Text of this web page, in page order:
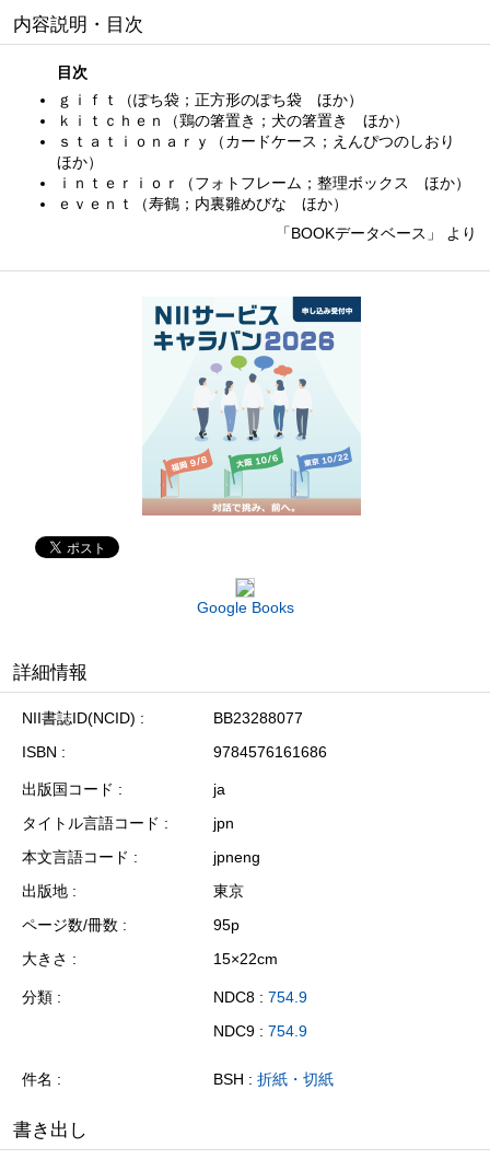
内容説明・目次
目次
ｇｉｆｔ（ぽち袋；正方形のぽち袋 ほか）
ｋｉｔｃｈｅｎ（鶏の箸置き；犬の箸置き ほか）
ｓｔａｔｉｏｎａｒｙ（カードケース；えんぴつのしおり
ほか）
ｉｎｔｅｒｉｏｒ（フォトフレーム；整理ボックス ほか）
ｅｖｅｎｔ（寿鶴；内裏雛めびな ほか）
「BOOKデータベース」 より
Google Books
詳細情報
NII書誌ID(NCID)
BB23288077
ISBN
9784576161686
出版国コード
ja
タイトル言語コード
jpn
本文言語コード
jpneng
出版地
東京
ページ数/冊数
95p
大きさ
15×22cm
分類 NDC8 : 754.9
NDC9 : 754.9
件名 BSH : 折紙・切紙
書き出し